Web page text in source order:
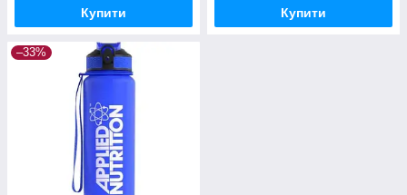
Купити Купити
–33%